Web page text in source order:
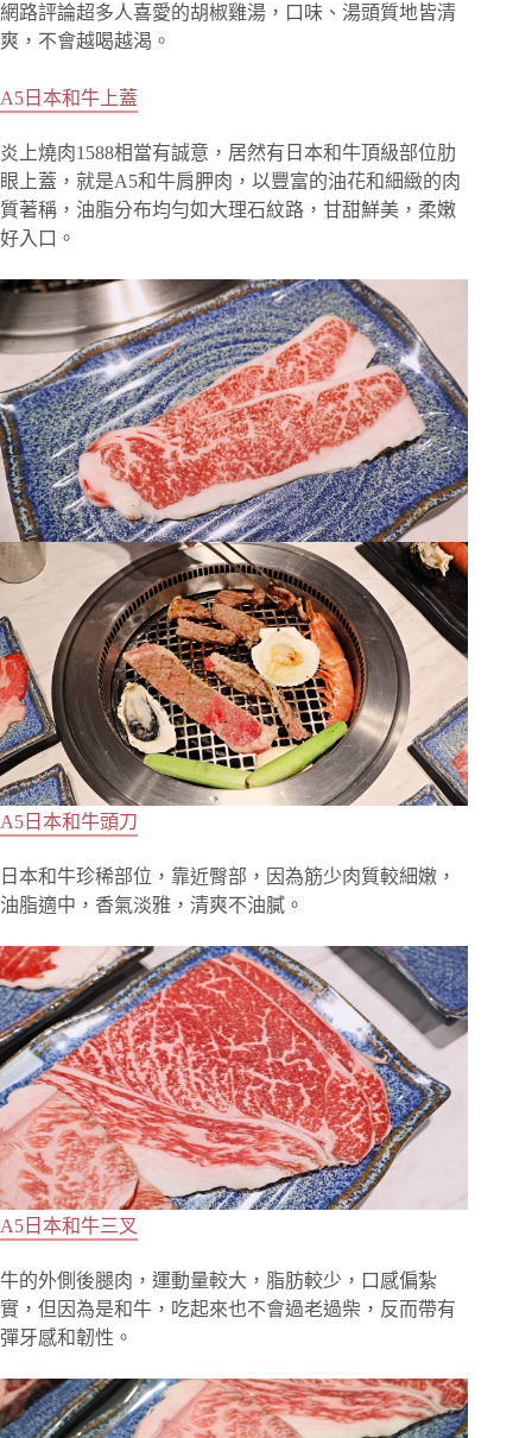
網路評論超多人喜愛的胡椒雞湯，口味、湯頭質地皆清
爽，不會越喝越渴。
A5日本和牛上蓋
炎上燒肉1588相當有誠意，居然有日本和牛頂級部位肋
眼上蓋，就是A5和牛肩胛肉，以豐富的油花和細緻的肉
質著稱，油脂分布均勻如大理石紋路，甘甜鮮美，柔嫩
好入口。
A5日本和牛頭刀
日本和牛珍稀部位，靠近臀部，因為筋少肉質較細嫩，
油脂適中，香氣淡雅，清爽不油膩。
A5日本和牛三叉
牛的外側後腿肉，運動量較大，脂肪較少，口感偏紮
實，但因為是和牛，吃起來也不會過老過柴，反而帶有
彈牙感和韌性。